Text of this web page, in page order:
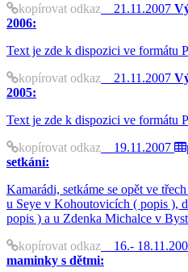
kopírovat odkaz 21.11.2007
2006:
Text je zde k dispozici ve formátu
kopírovat odkaz 21.11.2007
2005:
Text je zde k dispozici ve formátu
kopírovat odkaz 19.11.2007
setkání:
Kamarádi, setkáme se opět ve
u Seye v Kohoutovicích ( popis ),
popis ) a u Zdenka Michalce v
kopírovat odkaz 16.-
maminky s dětmi: